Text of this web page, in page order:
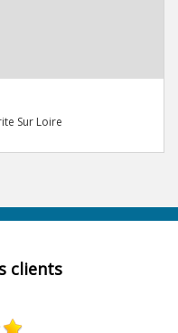
Sur Loire
clients